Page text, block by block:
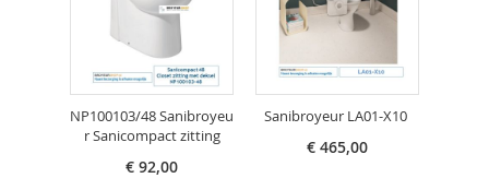
NP100103/48 Sanibroyeu
r Sanicompact zitting
€ 92,00
Sanibroyeur LA01-X10
€ 465,00